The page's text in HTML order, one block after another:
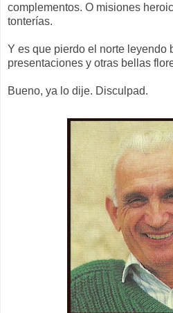
complementos. O misiones
tonterías.
Y es que pierdo el norte leyendo
presentaciones y otras bellas
Bueno, ya lo dije. Disculpad.